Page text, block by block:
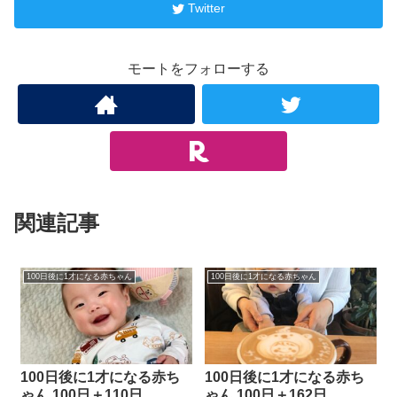
Twitter
モートをフォローする
関連記事
100日後に1才になる赤ちゃん
100日後に1才になる赤ち
100日後に1才になる赤ちゃん
100日後に1才になる赤ち